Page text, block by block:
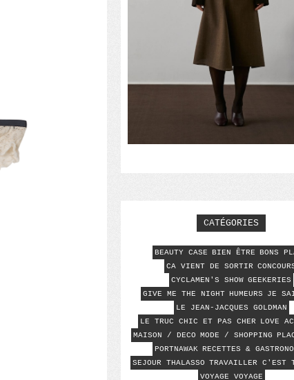
CATÉGORIES
BEAUTY CASE BIEN ÊTRE BONS
CA VIENT DE SORTIR
CYCLAMEN'S SHOW GEEKERIES
GIVE ME THE NIGHT HUMEURS
JE
LE JEAN-JACQUES GOLDMAN
LE TRUC CHIC ET PAS CHER
LOVE
MAISON / DECO MODE / SHOPPING
PORTNAWAK RECETTES &
SEJOUR THALASSO TRAVAILLER C'EST
VOYAGE VOYAGE